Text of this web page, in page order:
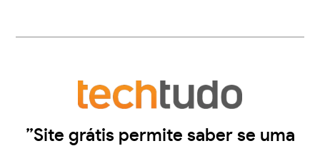
”Site grátis permite saber se uma